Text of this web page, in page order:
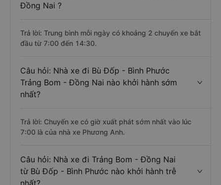
Đồng Nai ?
Trả lời: Trung bình mỗi ngày có khoảng 2 chuyến xe bắt
đầu từ 7:00 đến 14:30.
Câu hỏi: Nhà xe đi Bù Đốp - Bình Phước
Trảng Bom - Đồng Nai nào khởi hành sớm
nhất?
Trả lời: Chuyến xe có giờ xuất phát sớm nhất vào lúc
7:00 là của nhà xe Phương Anh.
Câu hỏi: Nhà xe đi Trảng Bom - Đồng Nai
từ Bù Đốp - Bình Phước nào khởi hành trễ
nhất?